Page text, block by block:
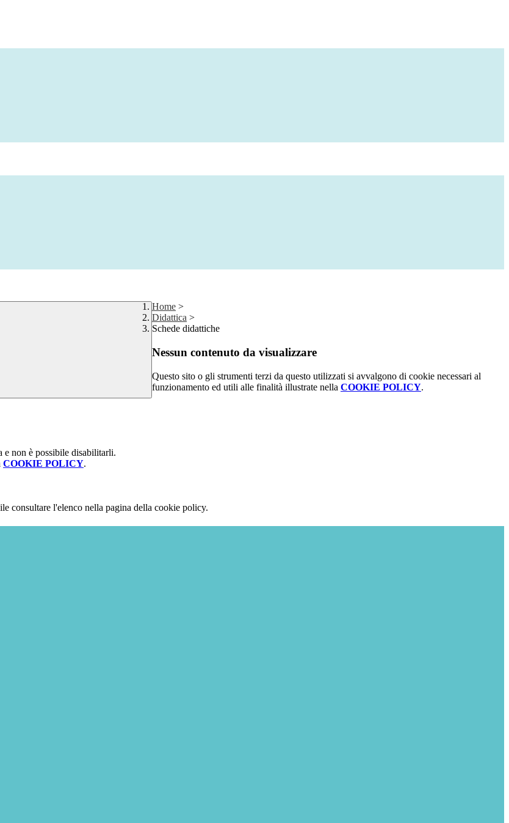
Home >
Didattica >
Schede didattiche
Nessun contenuto da visualizzare
Questo sito o gli strumenti terzi da questo utilizzati si avvalgono di cookie necessari al
funzionamento ed utili alle finalità illustrate nella COOKIE POLICY.
e non è possibile disabilitarli.
COOKIE POLICY.
consultare l'elenco nella pagina della cookie policy.